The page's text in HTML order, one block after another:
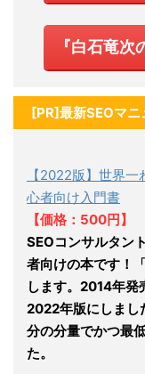
『白石竜
[PR]最新SEOマ
【2022版】世界
心者向け入門書
【価格：500円】
SEOコンサルタン
者向けの本です！
します。2014年発
2022年版にしまし
分の分量でかつ最
た。